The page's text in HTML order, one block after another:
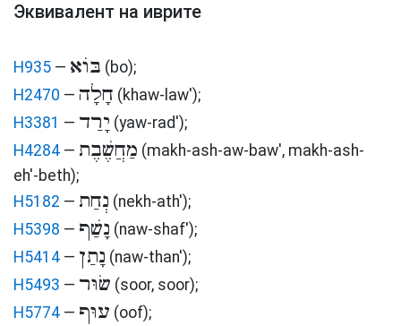
Эквивалент на иврите
H935 — בּוֹא (bo);
H2470 — חָלָה (khaw-law');
H3381 — יָרַד (yaw-rad');
H4284 — מַחֲשֶׁבֶת (makh-ash-aw-baw', makh-ash-
eh'-beth);
H5182 — נְחַת (nekh-ath');
H5398 — נָשַׁף (naw-shaf');
H5414 — נָתַן (naw-than');
H5493 — שׂוּר (soor, soor);
H5774 — עוּף (oof);